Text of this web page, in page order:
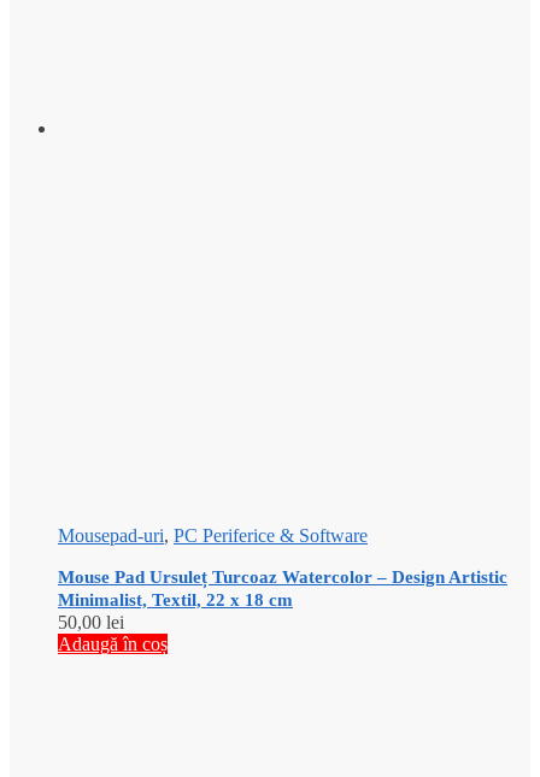
Mousepad-uri, PC Periferice & Software
Mouse Pad Ursuleț Turcoaz Watercolor – Design Artistic
Minimalist, Textil, 22 x 18 cm
50,00 lei
Adaugă în coș